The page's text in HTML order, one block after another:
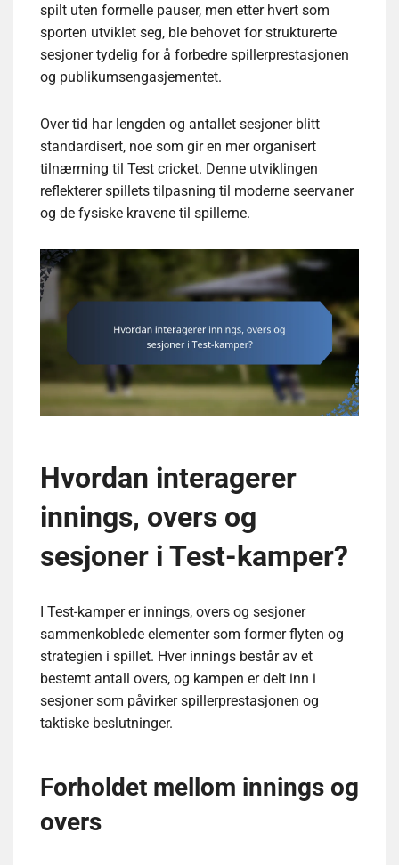
spilt uten formelle pauser, men etter hvert som
sporten utviklet seg, ble behovet for strukturerte
sesjoner tydelig for å forbedre spillerprestasjonen
og publikumsengasjementet.
Over tid har lengden og antallet sesjoner blitt
standardisert, noe som gir en mer organisert
tilnærming til Test cricket. Denne utviklingen
reflekterer spillets tilpasning til moderne seervaner
og de fysiske kravene til spillerne.
Hvordan interagerer
innings, overs og
sesjoner i Test-kamper?
I Test-kamper er innings, overs og sesjoner
sammenkoblede elementer som former flyten og
strategien i spillet. Hver innings består av et
bestemt antall overs, og kampen er delt inn i
sesjoner som påvirker spillerprestasjonen og
taktiske beslutninger.
Forholdet mellom innings og
overs